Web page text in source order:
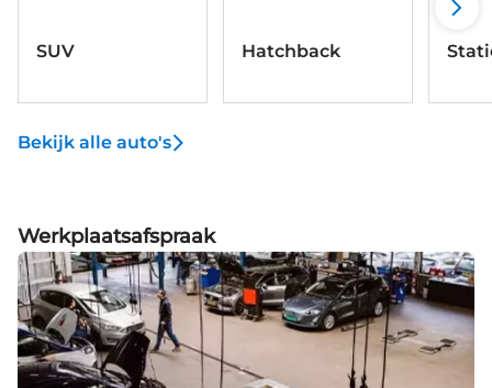
SUV Hatchback
Bekijk alle auto's
Werkplaatsafspraak